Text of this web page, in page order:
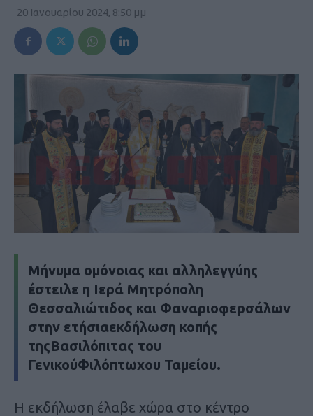
20 Ιανουαρίου 2024, 8:50 μμ
Μήνυμα ομόνοιας και αλληλεγγύης
έστειλε η Ιερά Μητρόπολη
Θεσσαλιώτιδος και Φαναριοφερσάλων
στην ετήσιαεκδήλωση κοπής
τηςΒασιλόπιτας του
ΓενικούΦιλόπτωχου Ταμείου.
Η εκδήλωση έλαβε χώρα στο κέντρο